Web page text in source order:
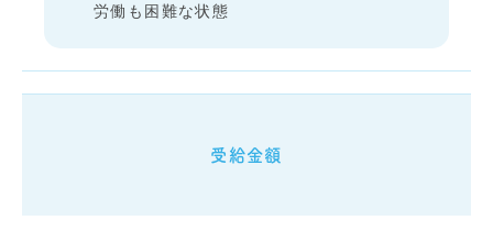
労働も困難な状態
受給金額